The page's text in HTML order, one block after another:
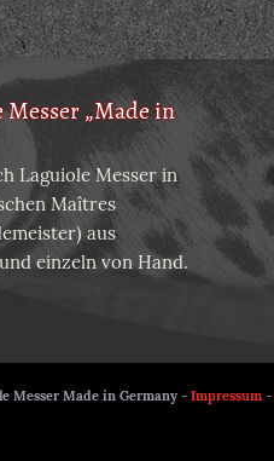
„Made in
Laguiole Messer in
Maîtres
aus
einzeln von Hand.
Messer Made in Germany - Impressum -